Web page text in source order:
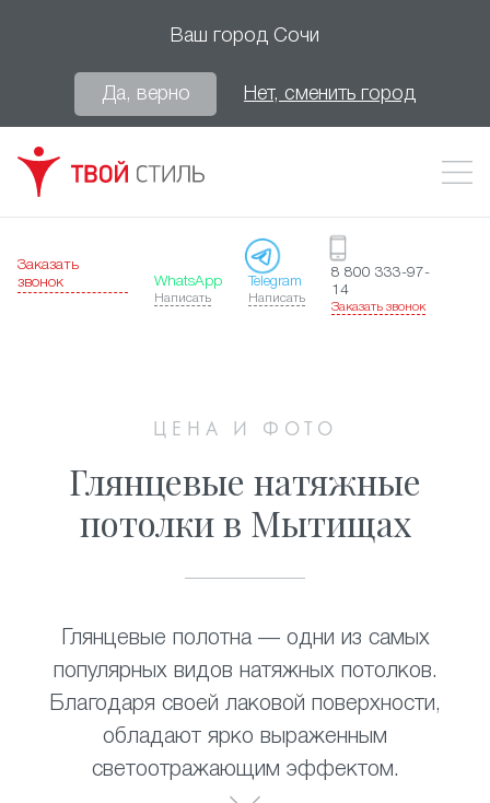
Ваш город Сочи
Да, верно Нет, сменить город
Заказать
звонок
WhatsApp
Написать
Telegram
Написать
8 800 333-97-
14
Заказать звонок
ЦЕНА И ФОТО
Глянцевые натяжные
потолки в Мытищах
Глянцевые полотна — одни из самых
популярных видов натяжных потолков.
Благодаря своей лаковой поверхности,
обладают ярко выраженным
светоотражающим эффектом.